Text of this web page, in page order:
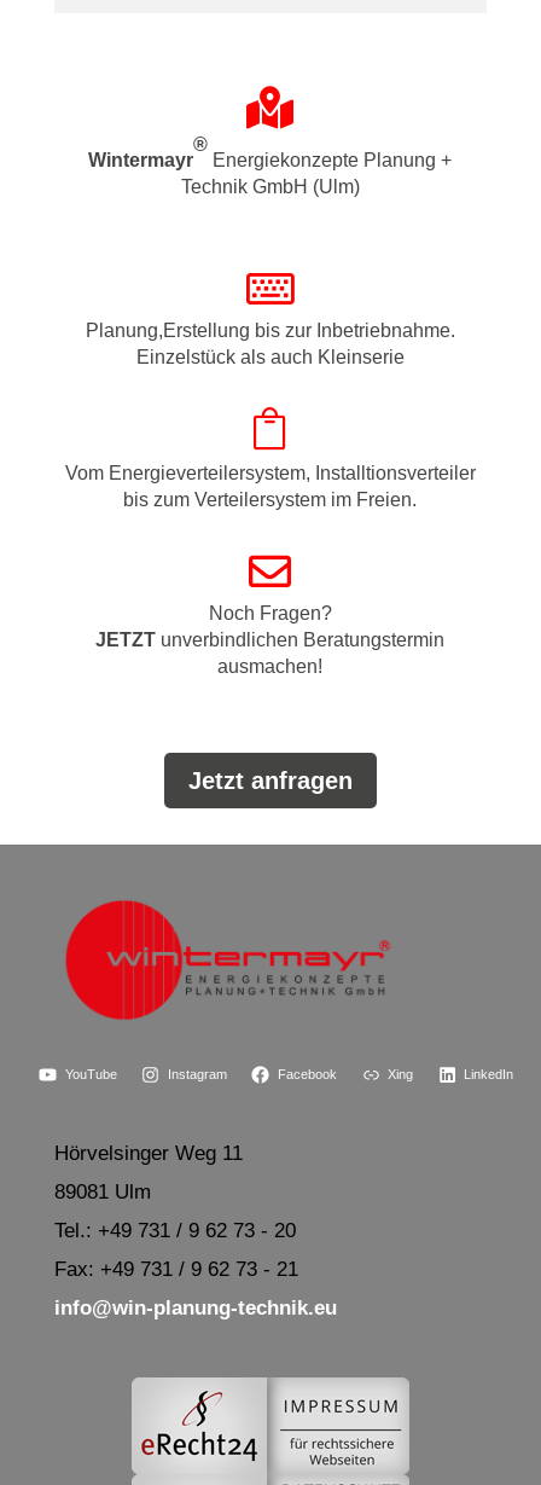

Wintermayr
®
Energiekonzepte Planung +
Technik GmbH (Ulm)

Planung,Erstellung bis zur Inbetriebnahme.
Einzelstück als auch Kleinserie

Vom Energieverteilersystem, Installtionsverteiler
bis zum Verteilersystem im Freien.

Noch Fragen?
JETZT unverbindlichen Beratungstermin
ausmachen!
Jetzt anfragen
YouTube Instagram Facebook Xing LinkedIn
Hörvelsinger Weg 11
89081 Ulm
Tel.: +49 731 / 9 62 73 - 20
Fax: +49 731 / 9 62 73 - 21
info@win-planung-technik.eu